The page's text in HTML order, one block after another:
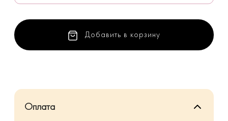
Добавить в корзину
Оплата